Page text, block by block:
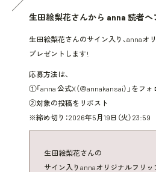
生田絵梨花さんから anna 読者
生田絵梨花さんのサイン入り、annaオ
プレゼントします!
応募方法は、
①「anna 公式X（＠annakansai）」をフォ
②対象の投稿をリポスト
※締め切り：2026年5月19日（火）23:59
生田絵梨花さんの
サイン入りannaオリジナルフリッ